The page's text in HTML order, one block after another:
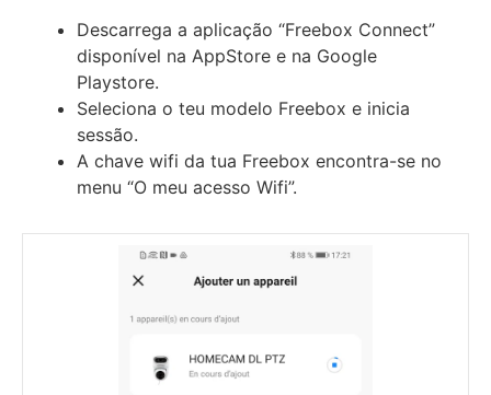
Descarrega a aplicação “Freebox Connect”
disponível na AppStore e na Google
Playstore.
Seleciona o teu modelo Freebox e inicia
sessão.
A chave wifi da tua Freebox encontra-se no
menu “O meu acesso Wifi”.